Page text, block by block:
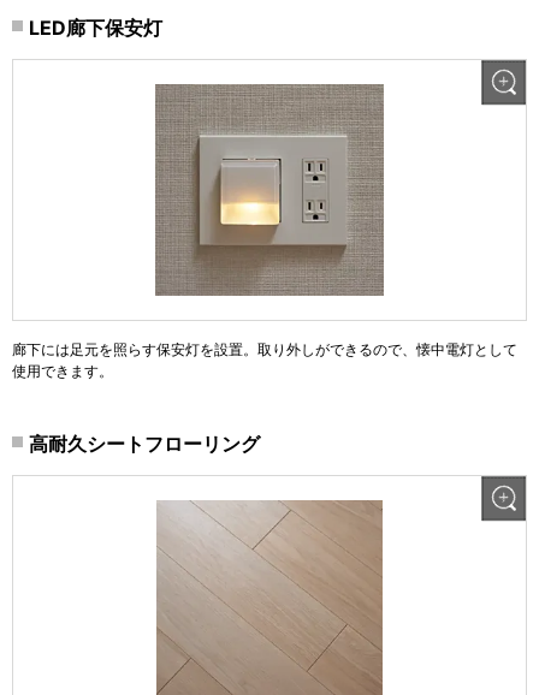
LED廊下保安灯
廊下には足元を照らす保安灯を設置。取り外しができるので、懐中電灯として
使用できます。
高耐久シートフローリング